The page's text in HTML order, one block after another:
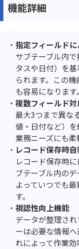
機能詳細
指定フィールド
サブテーブル内
タスや日付）を
られます。この
も容易になります。
複数フィールド
最大3つまで異な
値・日付など）
業務ニーズにも柔
レコード保存時
レコード保存時
ブテーブル内の
よっていつでも
す。
視認性向上機能
データが整理さ
ーは必要な情報
れによって作業効